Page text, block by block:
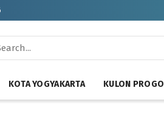
KOTA YOGYAKARTA KULON PROGO